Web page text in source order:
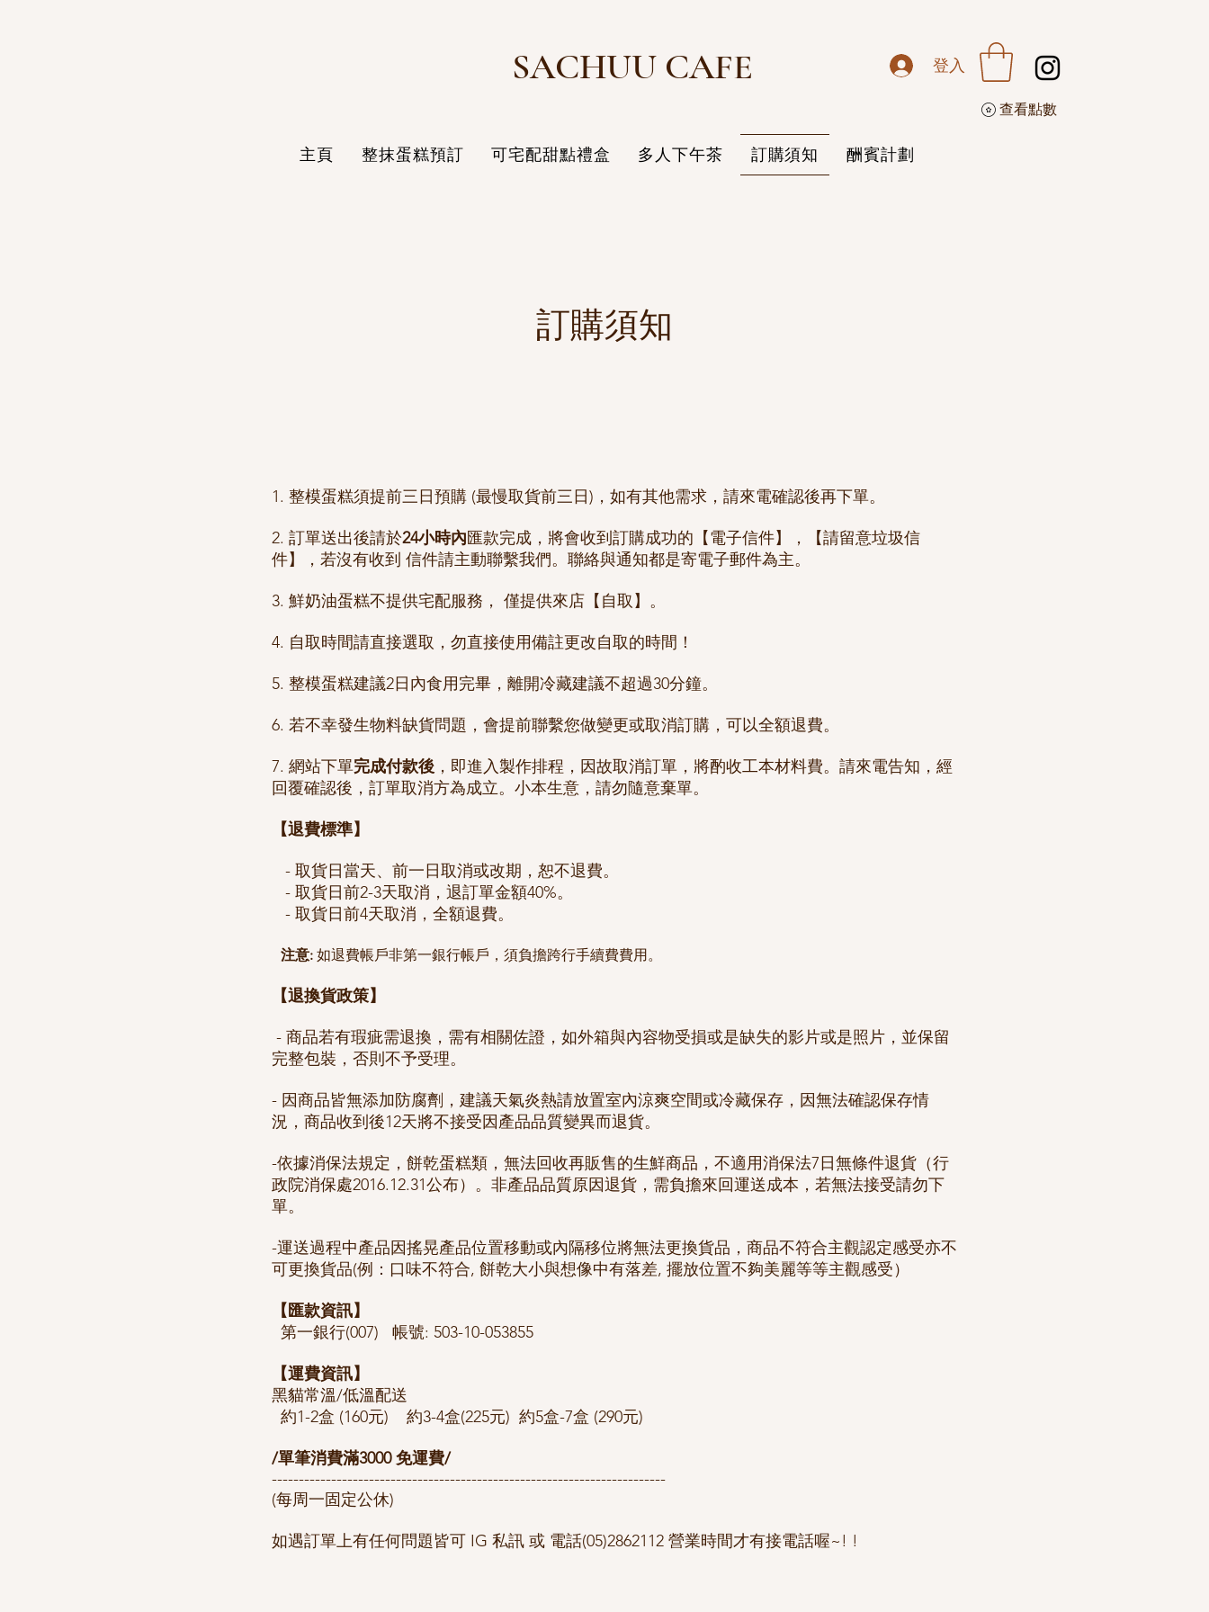
SACHUU CAFE
查看點數
登入
主頁 整抹蛋糕預訂 可宅配甜點禮盒 多人下午茶 訂購須知 酬賓計劃
​訂購須知
1. 整模蛋糕須提前三日預購 (最慢取貨前三日)，如有其他需求，請來電確認後再下單。
2. 訂單送出後請於24小時內匯款完成，將會收到訂購成功的【電子信件】，【請留意垃圾信
件】，若沒有收到 信件請主動聯繫我們。聯絡與通知都是寄電子郵件為主。
3. 鮮奶油蛋糕不提供宅配服務， 僅提供來店【自取】。
4. 自取時間請直接選取，勿直接使用備註更改自取的時間！
5. 整模蛋糕建議2日內食用完畢，離開冷藏建議不超過30分鐘。
6. 若不幸發生物料缺貨問題，會提前聯繫您做變更或取消訂購，可以全額退費。
7. 網站下單完成付款後 ，即進入製作排程，因故取消訂單，將酌收工本材料費。請來電告知，經
回覆確認後，訂單取消方為成立。小本生意，請勿隨意棄單。
【退費標準】
- 取貨日當天、前一日取消或改期，恕不退費。
- 取貨日前2-3天取消，退訂單金額40%。
- 取貨日前4天取消，全額退費。
注意: 如退費帳戶非第一銀行帳戶，須負擔跨行手續費費用。
【退換貨政策】
- 商品若有瑕疵需退換，需有相關佐證，如外箱與內容物受損或是缺失的影片或是照片，並保留
完整包裝，否則不予受理。
- 因商品皆無添加防腐劑，建議天氣炎熱請放置室內涼爽空間或冷藏保存，因無法確認保存情
況，商品收到後12天將不接受因產品品質變異而退貨。
-依據消保法規定，餅乾蛋糕類，無法回收再販售的生鮮商品，不適用消保法7日無條件退貨（行
政院消保處2016.12.31公布）。非產品品質原因退貨，需負擔來回運送成本，若無法接受請勿下
單。
-運送過程中產品因搖晃產品位置移動或內隔移位將無法更換貨品，商品不符合主觀認定感受亦不
可更換貨品(例：口味不符合, 餅乾大小與想像中有落差, 擺放位置不夠美麗等等主觀感受）
【匯款資訊】
第一銀行(007) 帳號: 503-10-053855
【運費資訊】
黑貓常溫/低溫配送
約1-2盒 (160元) 約3-4盒(225元) 約5盒-7盒 (290元)
/單筆消費滿3000 免運費/
-------------------------------------------------------------------------
(每周一固定公休)
如遇訂單上有任何問題皆可 IG 私訊 或 電話(05)2862112 營業時間才有接電話喔~! !